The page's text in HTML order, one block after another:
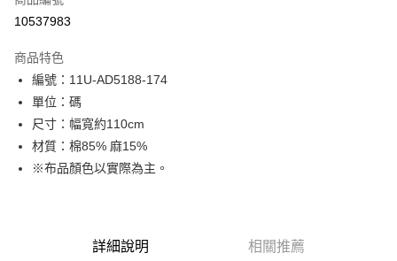
超商取貨付款
Apple Pay
街口支付
Google Pay
大哥付你分期
2.付款方式選擇「大哥付你分期」，訂單成立後會自動跳轉到大哥付的交易
10537983
商品特色
編號：11U-AD5188-174
單位：碼
尺寸：幅寬約110cm
材質：棉85% 麻15%
※布品顏色以實際為主。
詳細說明 相關推薦